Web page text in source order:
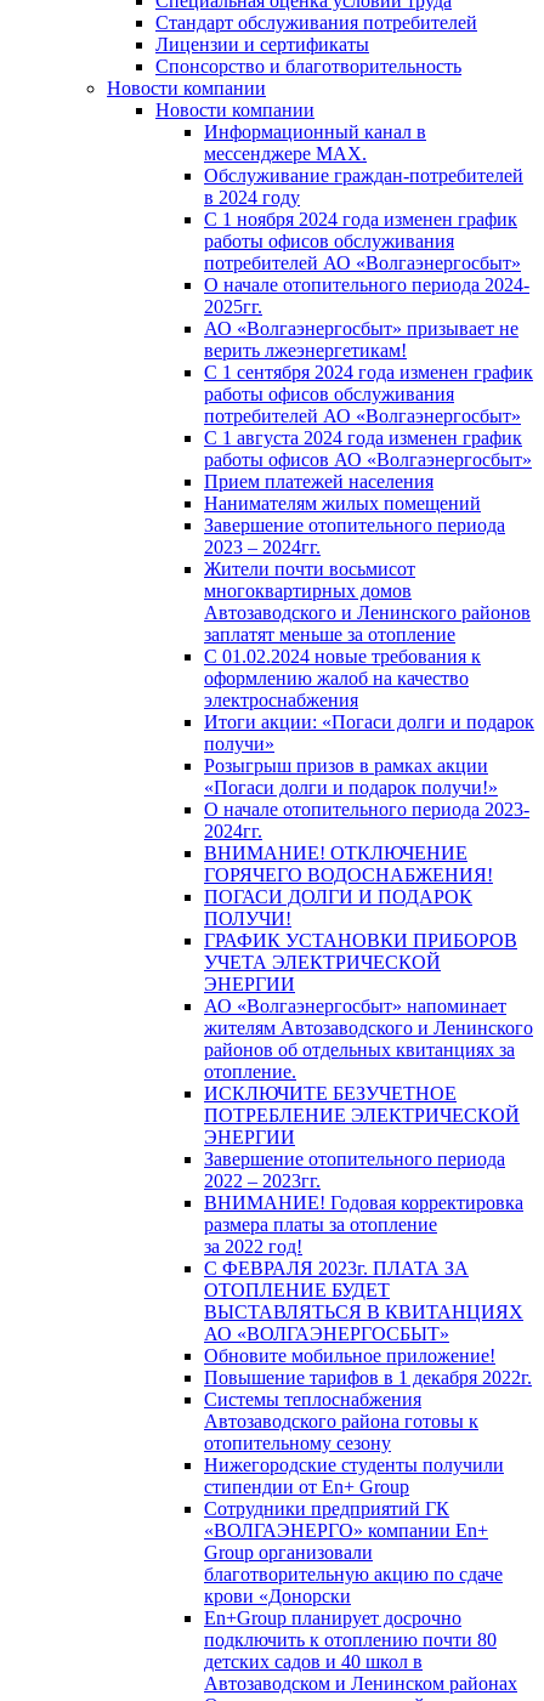
Стандарт обслуживания потребителей
Лицензии и сертификаты
Спонсорство и благотворительность
Новости компании
Новости компании
Информационный канал в
мессенджере MAX.
Обслуживание граждан-потребителей
в 2024 году
С 1 ноября 2024 года изменен график
работы офисов обслуживания
потребителей АО «Волгаэнергосбыт»
О начале отопительного периода 2024-
2025гг.
АО «Волгаэнергосбыт» призывает не
верить лжеэнергетикам!
С 1 сентября 2024 года изменен график
работы офисов обслуживания
потребителей АО «Волгаэнергосбыт»
С 1 августа 2024 года изменен график
работы офисов АО «Волгаэнергосбыт»
Прием платежей населения
Нанимателям жилых помещений
Завершение отопительного периода
2023 – 2024гг.
Жители почти восьмисот
многоквартирных домов
Автозаводского и Ленинского районов
заплатят меньше за отопление
С 01.02.2024 новые требования к
оформлению жалоб на качество
электроснабжения
Итоги акции: «Погаси долги и подарок
получи»
Розыгрыш призов в рамках акции
«Погаси долги и подарок получи!»
О начале отопительного периода 2023-
2024гг.
ВНИМАНИЕ! ОТКЛЮЧЕНИЕ
ГОРЯЧЕГО ВОДОСНАБЖЕНИЯ!
ПОГАСИ ДОЛГИ И ПОДАРОК
ПОЛУЧИ!
ГРАФИК УСТАНОВКИ ПРИБОРОВ
УЧЕТА ЭЛЕКТРИЧЕСКОЙ
ЭНЕРГИИ
АО «Волгаэнергосбыт» напоминает
жителям Автозаводского и Ленинского
районов об отдельных квитанциях за
отопление.
ИСКЛЮЧИТЕ БЕЗУЧЕТНОЕ
ПОТРЕБЛЕНИЕ ЭЛЕКТРИЧЕСКОЙ
ЭНЕРГИИ
Завершение отопительного периода
2022 – 2023гг.
ВНИМАНИЕ! Годовая корректировка
размера платы за отопление
за 2022 год!
С ФЕВРАЛЯ 2023г. ПЛАТА ЗА
ОТОПЛЕНИЕ БУДЕТ
ВЫСТАВЛЯТЬСЯ В КВИТАНЦИЯХ
АО «ВОЛГАЭНЕРГОСБЫТ»
Обновите мобильное приложение!
Повышение тарифов в 1 декабря 2022г.
Системы теплоснабжения
Автозаводского района готовы к
отопительному сезону
Нижегородские студенты получили
стипендии от En+ Group
Сотрудники предприятий ГК
«ВОЛГАЭНЕРГО» компании En+
Group организовали
благотворительную акцию по сдаче
крови «Донорски
En+Group планирует досрочно
подключить к отоплению почти 80
детских садов и 40 школ в
Автозаводском и Ленинском районах